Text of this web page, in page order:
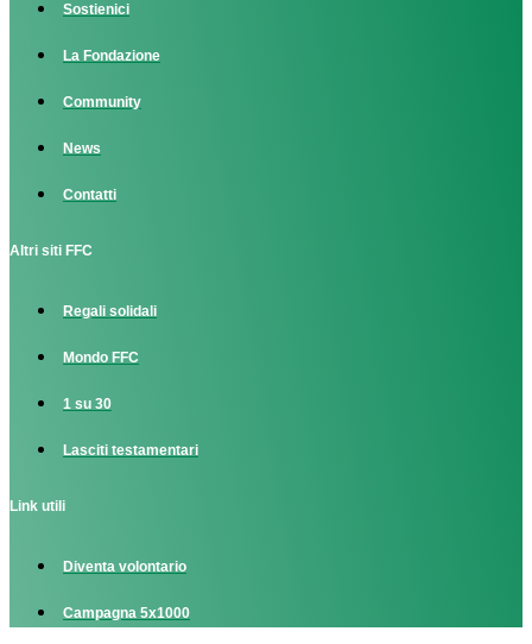
Sostienici
La Fondazione
Community
News
Contatti
Altri siti FFC
Regali solidali
Mondo FFC
1 su 30
Lasciti testamentari
Link utili
Diventa volontario
Campagna 5x1000